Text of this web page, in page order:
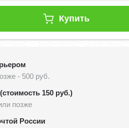
Купить
- 500 руб.
150 руб.)
позже
России